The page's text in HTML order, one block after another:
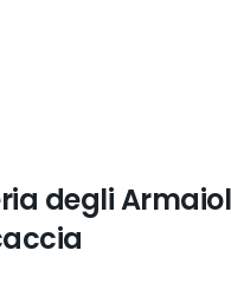
degli